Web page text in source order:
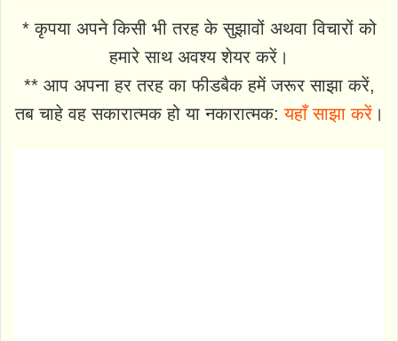
* कृपया अपने किसी भी तरह के सुझावों अथवा विचारों को
हमारे साथ अवश्य शेयर करें।
** आप अपना हर तरह का फीडबैक हमें जरूर साझा करें,
तब चाहे वह सकारात्मक हो या नकारात्मक:यहाँ साझा करें।